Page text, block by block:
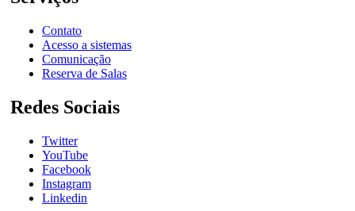
Contato
Acesso a sistemas
Comunicação
Reserva de Salas
Redes Sociais
Twitter
YouTube
Facebook
Instagram
Linkedin